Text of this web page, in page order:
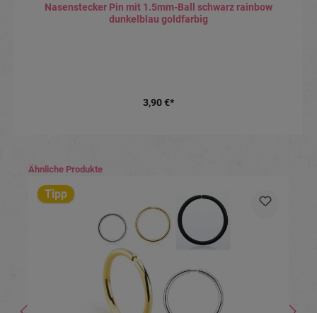
Nasenstecker Pin mit 1.5mm-Ball schwarz rainbow
dunkelblau goldfarbig
3,90 €*
Produktgalerie überspringen
Ähnliche Produkte
Tipp